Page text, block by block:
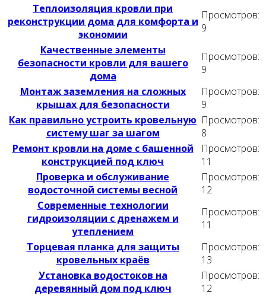
Теплоизоляция кровли при
реконструкции дома для комфорта и
экономии
Просмотров:
9
Качественные элементы
безопасности кровли для вашего
дома
Просмотров:
9
Монтаж заземления на сложных
крышах для безопасности
Просмотров:
9
Как правильно устроить кровельную
систему шаг за шагом
Просмотров:
8
Ремонт кровли на доме с башенной
конструкцией под ключ
Просмотров:
11
Проверка и обслуживание
водосточной системы весной
Просмотров:
12
Современные технологии
гидроизоляции с дренажем и
утеплением
Просмотров:
11
Торцевая планка для защиты
кровельных краёв
Просмотров:
13
Установка водостоков на
деревянный дом под ключ
Просмотров:
12